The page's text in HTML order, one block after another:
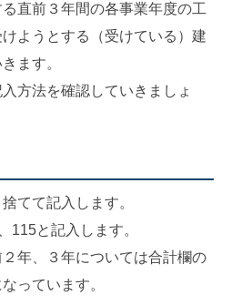
直前３年間の各事業年度の工
ようとする（受けている）建
ます。
方法を確認していきましょ
てて記入します。
115と記入します。
年、３年については合計欄の
っています。